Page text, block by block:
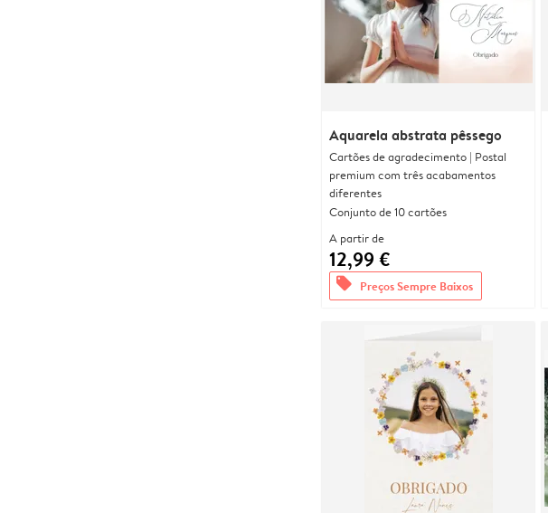
Aquarela abstrata pêssego
Cartões de agradecimento | Postal
premium com três acabamentos
diferentes
Conjunto de 10 cartões
A partir de
12,99 €
offers Preços Sempre Baixos